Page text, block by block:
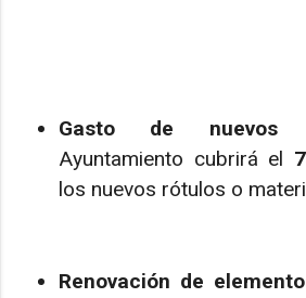
Gasto de nuevos
Ayuntamiento cubrirá el
los nuevos rótulos o
Renovación de